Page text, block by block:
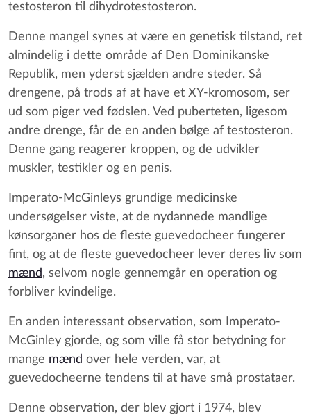
testosteron til dihydrotestosteron.
Denne mangel synes at være en genetisk tilstand, ret
almindelig i dette område af Den Dominikanske
Republik, men yderst sjælden andre steder. Så
drengene, på trods af at have et XY-kromosom, ser
ud som piger ved fødslen. Ved puberteten, ligesom
andre drenge, får de en anden bølge af testosteron.
Denne gang reagerer kroppen, og de udvikler
muskler, testikler og en penis.
Imperato-McGinleys grundige medicinske
undersøgelser viste, at de nydannede mandlige
kønsorganer hos de fleste guevedocheer fungerer
fint, og at de fleste guevedocheer lever deres liv som
mænd, selvom nogle gennemgår en operation og
forbliver kvindelige.
En anden interessant observation, som Imperato-
McGinley gjorde, og som ville få stor betydning for
mange mænd over hele verden, var, at
guevedocheerne tendens til at have små prostataer.
Denne observation, der blev gjort i 1974, blev